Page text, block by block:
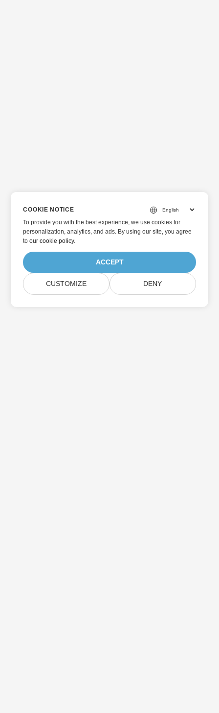
COOKIE NOTICE
To provide you with the best experience, we use cookies for
personalization, analytics, and ads. By using our site, you agree
toour cookie policy.
ACCEPT
CUSTOMIZE DENY